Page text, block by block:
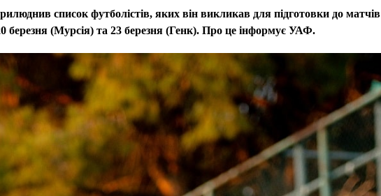
список футболістів, яких він викликав для підготовки до матчів
березня (Мурсія) та 23 березня (Генк). Про це інформує УАФ.